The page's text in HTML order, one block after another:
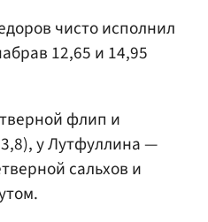
чисто исполнил
12,65 и 14,95
флип и
у Лутфуллина —
сальхов и